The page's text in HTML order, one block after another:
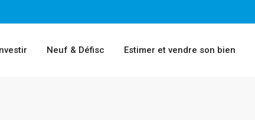
Neuf & Défisc Estimer et vendre son bien